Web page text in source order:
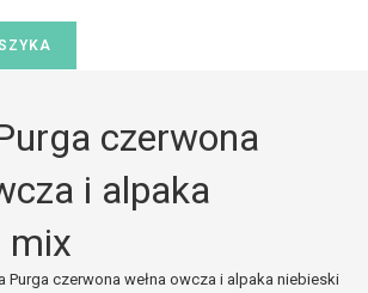
czerwona
i alpaka
mix
Purga czerwona wełna owcza i alpaka niebieski mix